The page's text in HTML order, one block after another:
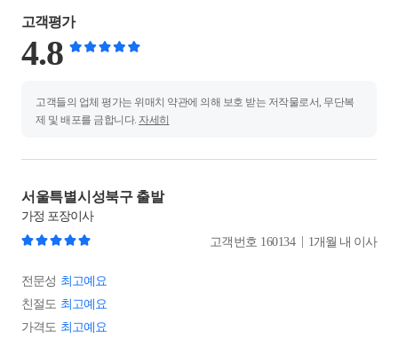
고객평가
4.8
고객들의 업체 평가는 위매치 약관에 의해 보호 받는 저작물로서, 무단복
제 및 배포를 금합니다. 자세히
서울특별시성북구 출발
가정 포장이사
고객번호 160134 1개월 내 이사
전문성 최고예요
친절도 최고예요
가격도 최고예요